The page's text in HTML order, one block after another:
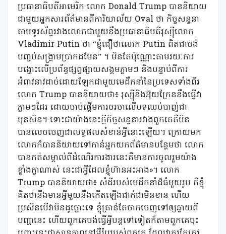
ប្រធានាធិបតីអាមេរិក លោក Donald Trump បាននិយាយ
ជាមួយអ្នកសារព័ត៌មានពីការិយាល័យ Oval ថា កិច្ចសន្ទនា
តាមទូរស័ព្ទរវាងលោកជាមួយនឹងប្រធានាធិបតីរុស្ស៊ីលោក
Vladimir Putin ថា “ខ្ញុំជឿថាលោក Putin ពិតជាចង់
បញ្ចប់សង្រ្គាមប្រាកដមែន” ។ មិនតែប៉ុណ្ណោះតាមរយៈការ
បង្ហោះលើប្រព័ន្ធផ្សព្វផ្សាយសង្គមភ្លាមៗ និងបន្ទាប់ពីការ
អំពាវនាវដាច់ដោយឡែកជាមួយមេដឹកនាំនៃប្រទេសទាំងពីរ
លោក Trump បាននិយាយថា៖ រុស្ស៊ីនិងអ៊ុយក្រែននឹងធ្វើវា
ភ្លាមៗដែរ ដោយចាប់ផ្តើមការចរចាលើបទឈប់បាញ់ជា
មុនសិន។ ទោះជាយ៉ាងនេះក្តីកិច្ចសន្ទនារវាងពួកគេគឺមិន
បានលេចចេញជាលទ្ធផលសំខាន់អ្វីនោះឡើយ។ ក្រោយមក
លោកក៏បាននិយាយទៅកាន់អ្នកយកព័ត៌មានបន្ថែមថា លោក
បានកត់សម្គាល់ពីដំណើរការងារនេះគឺមានការចូលរួមយ៉ាង
ខ្លាំងក្លាណាស់ នេះជាអ្វីដែលខ្ញុំហ៊ានអះអាង»។ លោក
Trump បាននិយាយថា៖ សំដីរបស់មេដឹកនាំដ៏ធំមួយរូប គឺខ្ញុំ
គិតថានឹងមានអ្វីមួយនឹងកើតឡើងជាក់ជាមិនខាន ហើយ
ប្រសិនបើវាមិនដូច្នោះទេ ខ្ញុំគ្រាន់តែចាកចេញទៅឲ្យឆ្ងាយពី
បញ្ហានេះ ហើយពួកគេចង់ធ្វើអ្វីបន្តទៅទៀតក៏តាមពួកគេចុះ